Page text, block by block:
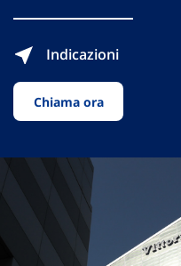
Indicazioni
Chiama ora